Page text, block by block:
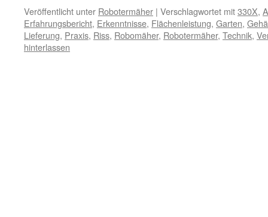
Veröffentlicht unter Robotermäher | Verschlagwortet mit330X,
Erfahrungsbericht, Erkenntnisse, Flächenleistung, Garten,
Lieferung, Praxis, Riss, Robomäher, Robotermäher, Technik,
hinterlassen